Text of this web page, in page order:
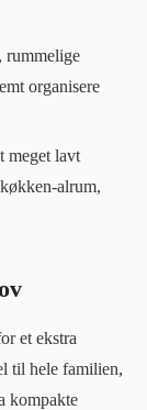
rummelige
organisere
meget lavt
alrum,
et ekstra
til hele familien,
kompakte